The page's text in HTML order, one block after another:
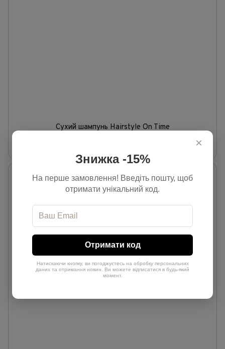
Сухий шампунь Hairstyle On Time
×
Знижка -15%
На перше замовлення! Введіть пошту, щоб
отримати унікальний код.
Отримати код
Натискаючи кнопку, ви погоджуєтесь на обробку персональних
даних та отримання новин. Ви можете відписатися в будь-який
момент.